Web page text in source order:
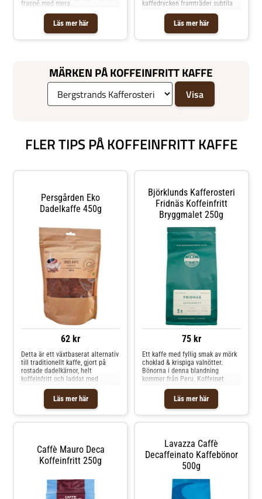
Läs mer här
frappé med mera.
Läs mer här
kaffedrycken framträder subtila
toner av kryddor och rostad
havre.&nbsp;Koffeinfritt: koffeinet
har tagits bort med den naturliga
ekologiska gårdar: certifierat i
enlighet med BE-BIO-
01.Förvaringsvillkor: förvara torrt
och svalt.
MÄRKEN PÅ KOFFEINFRITT KAFFE
FLER TIPS PÅ KOFFEINFRITT KAFFE
Persgården Eko
Dadelkaffe 450g
62 kr
Läs mer här
Detta är ett växtbaserat alternativ
till traditionellt kaffe, gjort på
rostade dadelkärnor, helt
koffeinfritt och laddat med
protein. Mjuk, fyllig och rostad,
med subtil sötma från
dadeln. Dadelkaffe är en del av en
Björklunds Kafferosteri
Fridnäs Koffeinfritt
Bryggmalet 250g
75 kr
Läs mer här
Ett kaffe med fyllig smak av mörk
choklad & krispiga valnötter.
Bönorna i denna blandning
kommer från Peru. Koffeinet
som Swiss Water utvecklade på
1930-talet. Fridnäs är, precis som
Björklunds övriga
Caffè Mauro Deca
Koffeinfritt 250g
Lavazza Caffè
Decaffeinato Kaffebönor
500g